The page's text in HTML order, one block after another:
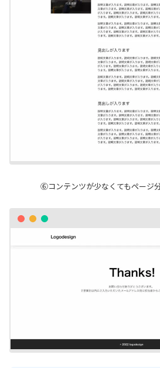
⑥コンテンツが少なくてもページ